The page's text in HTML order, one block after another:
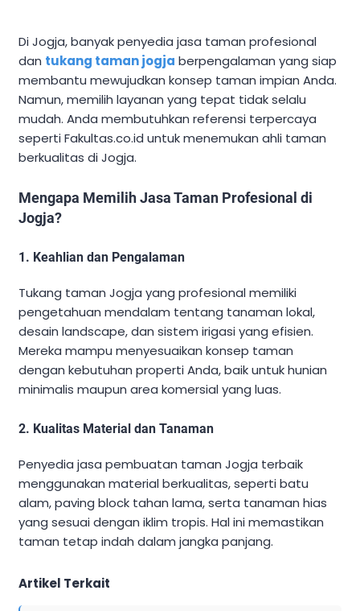
Di Jogja, banyak penyedia jasa taman profesional
dan tukang taman jogja berpengalaman yang siap
membantu mewujudkan konsep taman impian Anda.
Namun, memilih layanan yang tepat tidak selalu
mudah. Anda membutuhkan referensi terpercaya
seperti Fakultas.co.id untuk menemukan ahli taman
berkualitas di Jogja.
Mengapa Memilih Jasa Taman Profesional di
Jogja?
1. Keahlian dan Pengalaman
Tukang taman Jogja yang profesional memiliki
pengetahuan mendalam tentang tanaman lokal,
desain landscape, dan sistem irigasi yang efisien.
Mereka mampu menyesuaikan konsep taman
dengan kebutuhan properti Anda, baik untuk hunian
minimalis maupun area komersial yang luas.
2. Kualitas Material dan Tanaman
Penyedia jasa pembuatan taman Jogja terbaik
menggunakan material berkualitas, seperti batu
alam, paving block tahan lama, serta tanaman hias
yang sesuai dengan iklim tropis. Hal ini memastikan
taman tetap indah dalam jangka panjang.
Artikel Terkait